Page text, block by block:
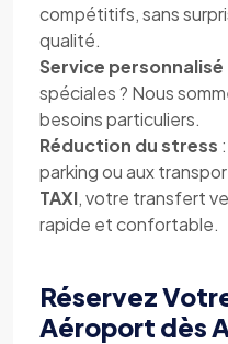
compétitifs, sans
qualité.
Service personnalisé
spéciales ? Nous
besoins particuliers.
Réduction du stress
parking ou aux
TAXI, votre transfert
rapide et confortable.
Réservez
Aéroport dès